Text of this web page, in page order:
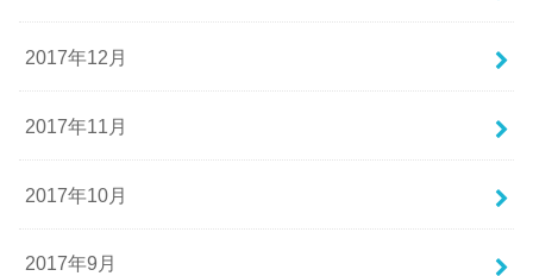
2017年12月
2017年11月
2017年10月
2017年9月